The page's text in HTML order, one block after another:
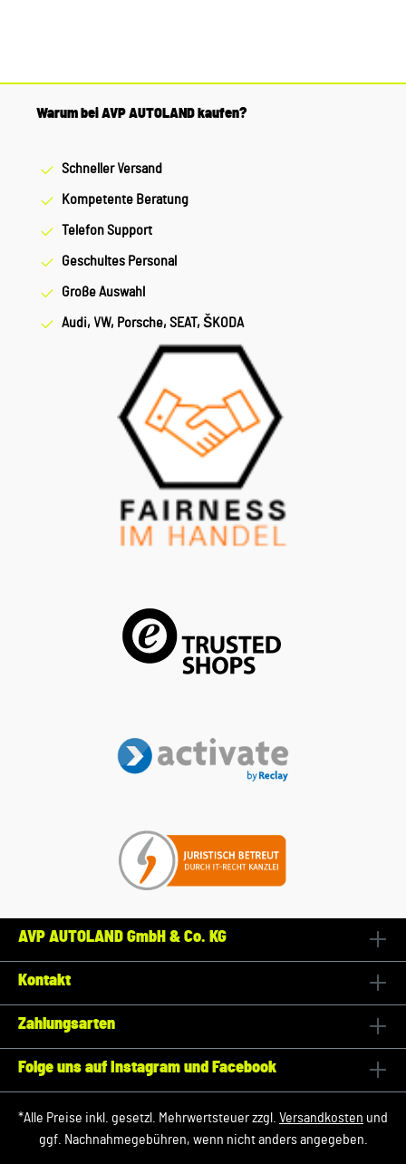
Warum bei AVP AUTOLAND kaufen?
Schneller Versand
Kompetente Beratung
Telefon Support
Geschultes Personal
Große Auswahl
Audi, VW, Porsche, SEAT, ŠKODA
AVP AUTOLAND GmbH & Co. KG
Kontakt
Zahlungsarten
Folge uns auf Instagram und Facebook
*Alle Preise inkl. gesetzl. Mehrwertsteuer zzgl. Versandkosten und
ggf. Nachnahmegebühren, wenn nicht anders angegeben.